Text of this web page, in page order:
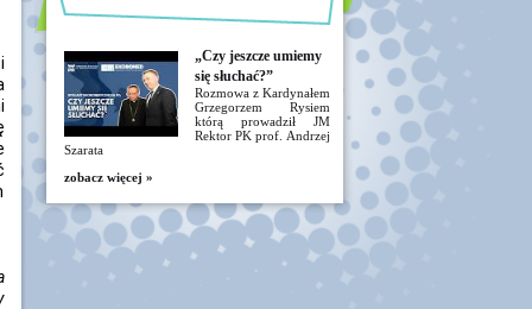
„Czy jeszcze umiemy
się słuchać?”
Rozmowa z Kardynałem
Grzegorzem Rysiem
którą prowadził JM
Rektor PK prof. Andrzej
Szarata
zobacz więcej »